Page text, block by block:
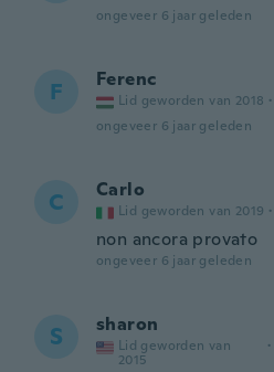
ongeveer 6 jaar geleden
F Ferenc
Lid geworden van 2018 ·
ongeveer 6 jaar geleden
C Carlo
Lid geworden van 2019 ·
non ancora provato
ongeveer 6 jaar geleden
S sharon
Lid geworden van
2015
·